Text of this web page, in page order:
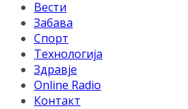
Вести
Забава
Спорт
Технологија
Здравје
Online Radio
Контакт